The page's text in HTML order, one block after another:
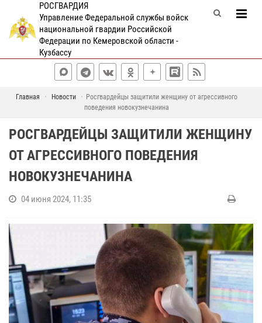
РОСГВАРДИЯ
Управление Федеральной службы войск
национальной гвардии Российской
Федерации по Кемеровской области -
Кузбассу
Главная Новости
Росгвардейцы защитили женщину от агрессивного
поведения новокузнечанина
РОСГВАРДЕЙЦЫ ЗАЩИТИЛИ ЖЕНЩИНУ
ОТ АГРЕССИВНОГО ПОВЕДЕНИЯ
НОВОКУЗНЕЧАНИНА
04 июня 2024, 11:35